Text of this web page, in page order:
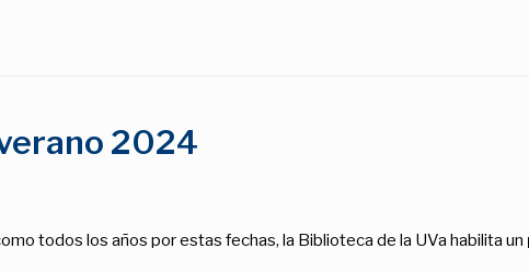
2024
todos los años por estas fechas, la Biblioteca de la UVa habilita un